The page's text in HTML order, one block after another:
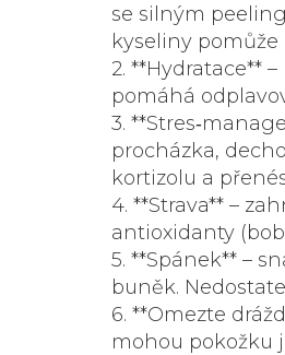
se silným
kyseliny
2. **Hydratace**
pomáhá
3.
procházka,
kortizolu a
4. **Strava** –
antioxidanty
5. **Spánek** –
buněk.
6. **Omezte
mohou pokožku